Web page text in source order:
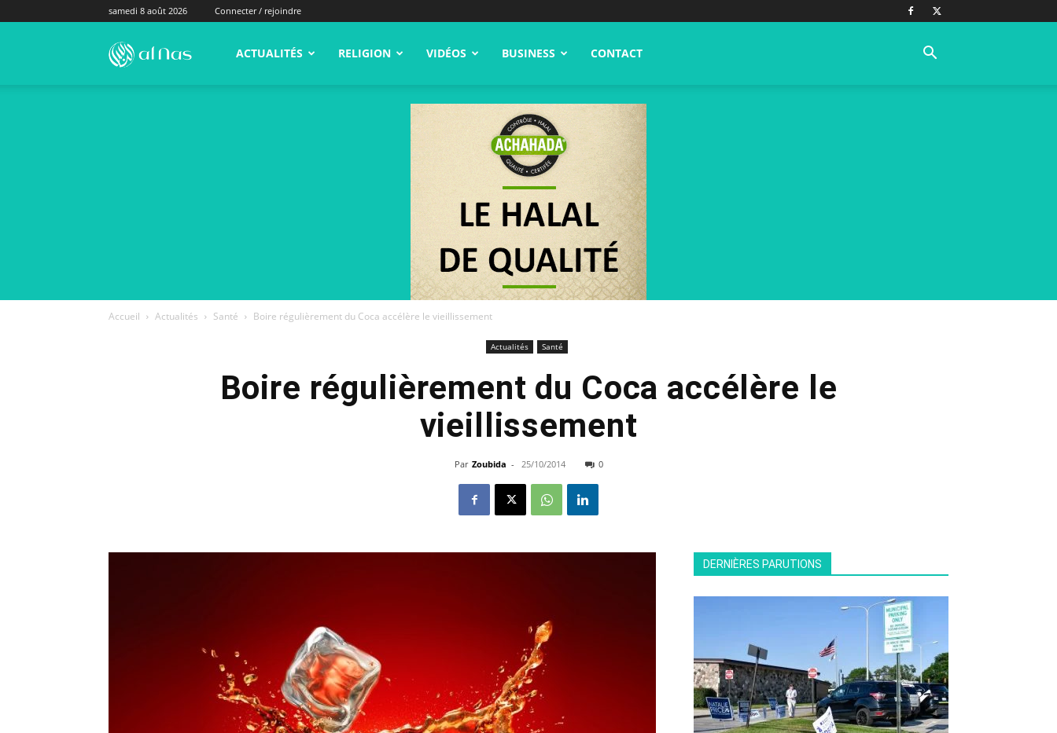
samedi 8 août 2026 Connecter / rejoindre
alNas.fr ACTUALITÉS RELIGION VIDÉOS BUSINESS CONTACT
Accueil Actualités Santé Boire régulièrement du Coca accélère le vieillissement
Actualités Santé
Boire régulièrement du Coca accélère le
vieillissement
Par Zoubida - 25/10/2014 0
DERNIÈRES PARUTIONS